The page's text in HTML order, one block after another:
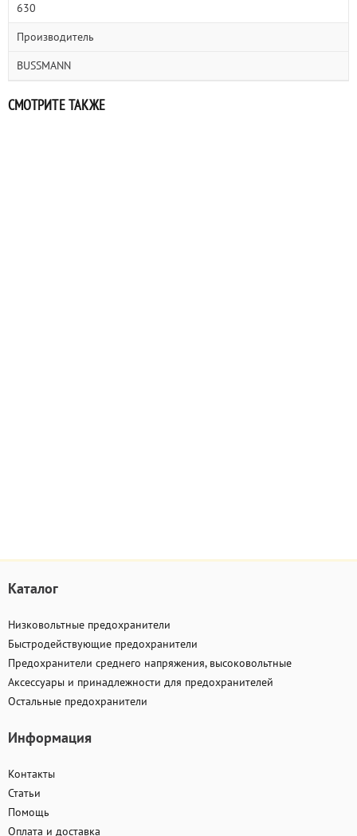
630
Производитель
BUSSMANN
СМОТРИТЕ ТАКЖЕ
Каталог
Низковольтные предохранители
Быстродействующие предохранители
Предохранители среднего напряжения, высоковольтные
Аксессуары и принадлежности для предохранителей
Остальные предохранители
Информация
Контакты
Статьи
Помощь
Оплата и доставка